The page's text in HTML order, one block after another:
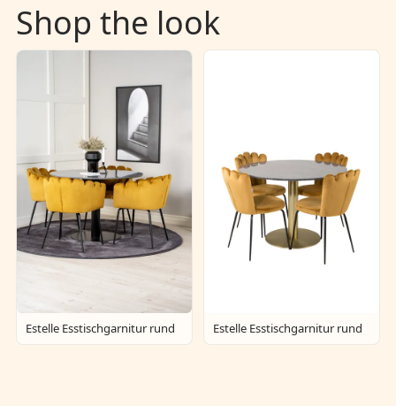
Shop the look
Estelle Esstischgarnitur rund Estelle Esstischgarnitur rund